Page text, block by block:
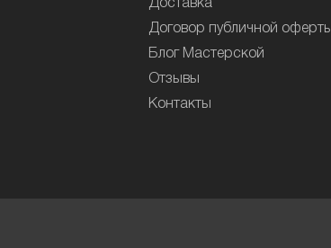
Доставка
Договор публичной оферты
Блог Мастерской
Отзывы
Контакты